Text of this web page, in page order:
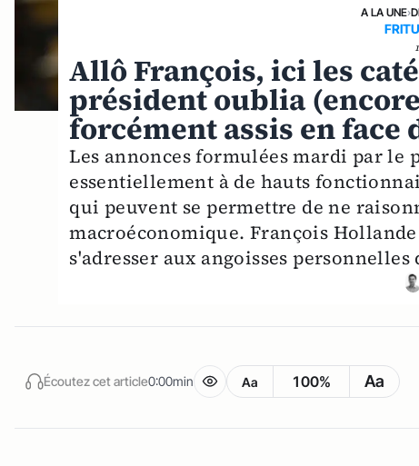
A LA UNE›
Allô François, ici les
président oublia
forcément assis en face
Les annonces formulées mardi par le
essentiellement à de hauts
qui peuvent se permettre de ne
macroéconomique. François
s'adresser aux angoisses personnelles
Écoutez cet article0:00min Aa 100% Aa